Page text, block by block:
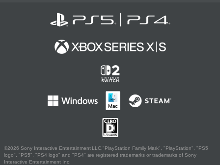
©2026 Sony Interactive Entertainment LLC."PlayStation Family Mark", "PlayStation", "PS5
logo", "PS5", "PS4 logo" and "PS4" are registered trademarks or trademarks of Sony
Interactive Entertainment Inc.